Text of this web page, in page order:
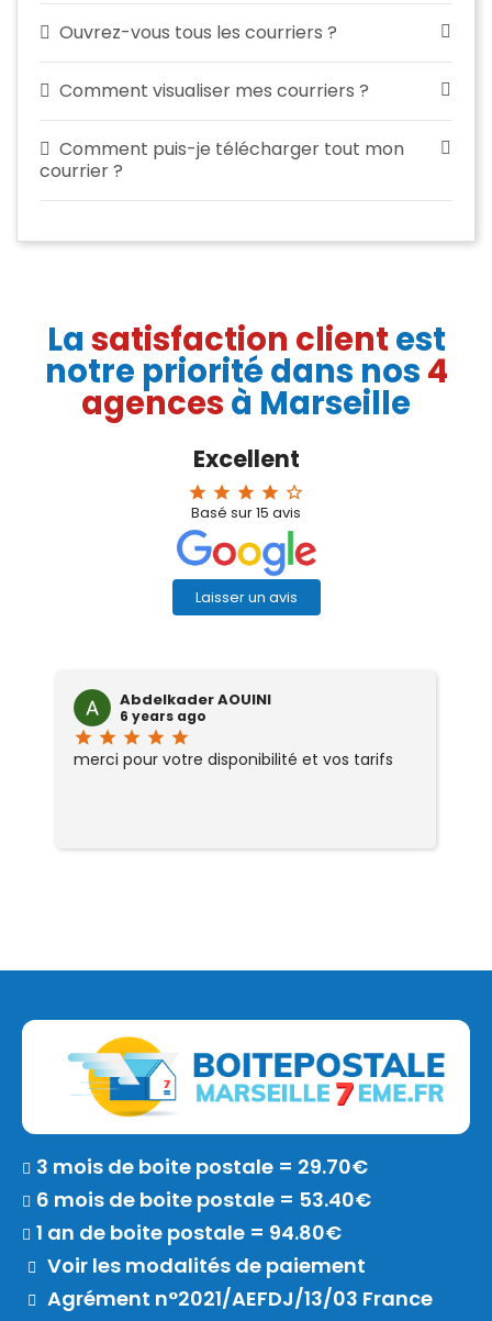
Ouvrez-vous tous les courriers ?
Comment visualiser mes courriers ?
Comment puis-je télécharger tout mon
courrier ?
La satisfaction client est
notre priorité dans nos 4
agences à Marseille
Excellent
star star star star star_border
Basé sur15 avis
Laisser un avis
Abdelkader AOUINI
6 years ago
star star star star star
merci pour votre disponibilité et vos tarifs
3 mois de boite postale = 29.70€
6 mois de boite postale = 53.40€
1 an de boite postale = 94.80€
Voir les modalités de paiement
Agrément n°2021/AEFDJ/13/03 France